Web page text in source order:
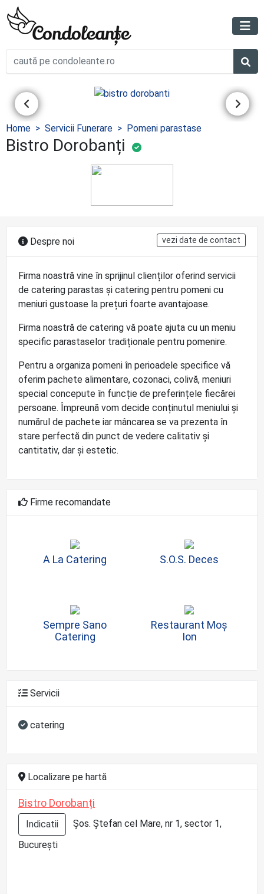
Home Servicii Funerare Pomeni parastase
Bistro Dorobanți
Despre noi vezi date de contact
Firma noastră vine în sprijinul clienților oferind servicii
de catering parastas și catering pentru pomeni cu
meniuri gustoase la prețuri foarte avantajoase.
Firma noastră de catering vă poate ajuta cu un meniu
specific parastaselor tradiționale pentru pomenire.
Pentru a organiza pomeni în perioadele specifice vă
oferim pachete alimentare, cozonaci, colivă, meniuri
special concepute în funcție de preferințele fiecărei
persoane. Împreună vom decide conținutul meniului și
numărul de pachete iar mâncarea se va prezenta în
stare perfectă din punct de vedere calitativ și
cantitativ, dar și estetic.
Firme recomandate
A La Catering S.O.S. Deces
Sempre Sano
Catering
Restaurant Moș
Ion
Servicii
catering
Localizare pe hartă
Bistro Dorobanți
Indicatii
Șos. Ștefan cel Mare, nr 1, sector 1,
București